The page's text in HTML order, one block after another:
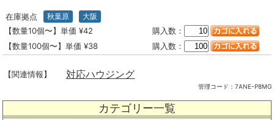
カテゴリー一覧
在庫拠点 秋葉原 大阪
【数量10個〜】単価 ¥42
購入数：
【数量100個〜】単価 ¥38
購入数：
【関連情報】 対応ハウジング
管理コード： 7ANE-P8MG